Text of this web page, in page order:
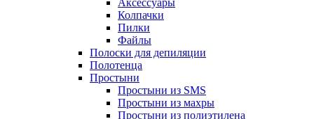
Аксессуары
Колпачки
Пилки
Файлы
Полоски для депиляции
Полотенца
Простыни
Простыни из SMS
Простыни из махры
Простыни из полиэтилена